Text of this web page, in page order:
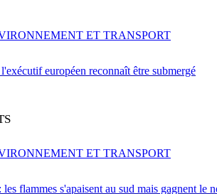
européen reconnaît être submergé
ET TRANSPORT
flammes s'apaisent au sud mais gagnent le
ET TRANSPORT